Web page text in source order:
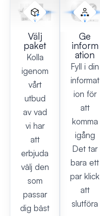
Välj
paket
Kolla
igenom
vårt
utbud
av vad
vi har
att
erbjuda
välj den
som
passar
dig bäst
Ge
inform
ation
Fyll i din
informat
ion för
att
komma
igång
Det tar
bara ett
par klick
att
slutföra